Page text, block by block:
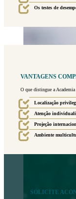
Os testes de
VANTAGENS
O que distingue a
Localização
Atenção
Projeção
Ambiente
SOLICITE